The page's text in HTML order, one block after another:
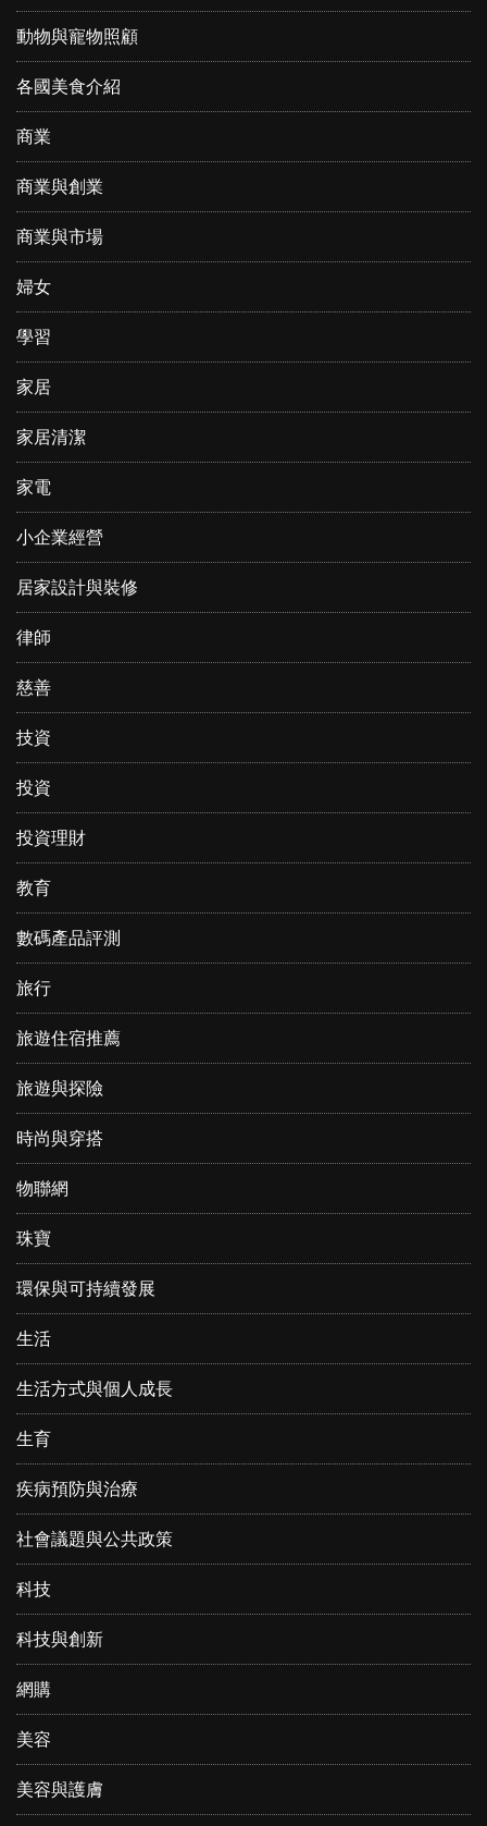
動物與寵物照顧
各國美食介紹
商業
商業與創業
商業與市場
婦女
學習
家居
家居清潔
家電
小企業經營
居家設計與裝修
律師
慈善
技資
投資
投資理財
教育
數碼產品評測
旅行
旅遊住宿推薦
旅遊與探險
時尚與穿搭
物聯網
珠寶
環保與可持續發展
生活
生活方式與個人成長
生育
疾病預防與治療
社會議題與公共政策
科技
科技與創新
網購
美容
美容與護膚